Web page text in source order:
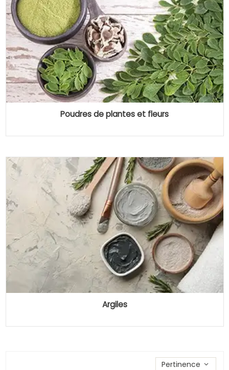
Poudres de plantes et fleurs
Argiles
Trier les produits par
Pertinence